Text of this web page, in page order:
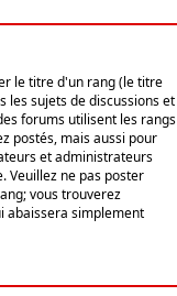
le titre d'un rang (le titre
les sujets de discussions et
forums utilisent les rangs
postés, mais aussi pour
et administrateurs
Veuillez ne pas poster
vous trouverez
abaissera simplement